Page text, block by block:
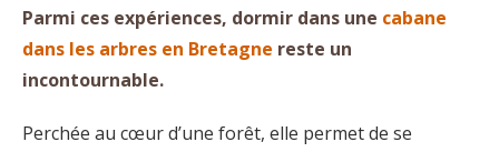
Parmi ces expériences, dormir dans une cabane
dans les arbres en Bretagne reste un
incontournable.
Perchée au cœur d’une forêt, elle permet de se